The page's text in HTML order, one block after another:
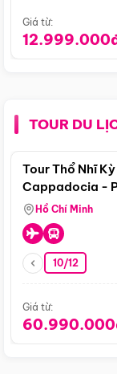
Giá từ:
TOUR DU
Tour Thổ Nhĩ
Cappadocia -
Hồ Chí Minh
10/12
Giá từ: